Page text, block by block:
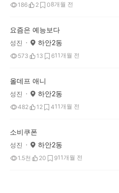
186 2 08개월 전
요즘은 예능보다
성진 하안2동
573 13 611개월 전
올데프 애니
성진 하안2동
482 12 411개월 전
소비쿠폰
성진 하안2동
1.5천 20 911개월 전